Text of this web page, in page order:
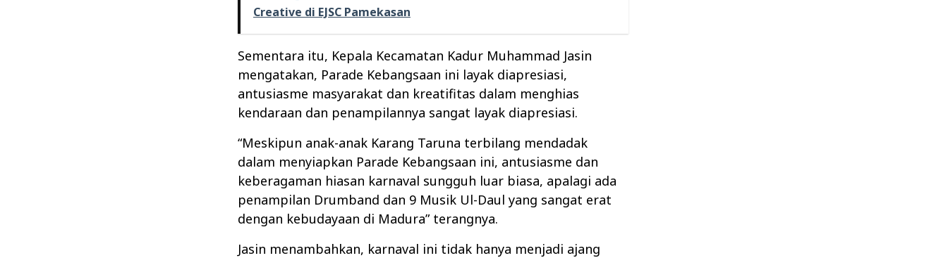
Creative di EJSC Pamekasan
Sementara itu, Kepala Kecamatan Kadur Muhammad Jasin
mengatakan, Parade Kebangsaan ini layak diapresiasi,
antusiasme masyarakat dan kreatifitas dalam menghias
kendaraan dan penampilannya sangat layak diapresiasi.
“Meskipun anak-anak Karang Taruna terbilang mendadak
dalam menyiapkan Parade Kebangsaan ini, antusiasme dan
keberagaman hiasan karnaval sungguh luar biasa, apalagi ada
penampilan Drumband dan 9 Musik Ul-Daul yang sangat erat
dengan kebudayaan di Madura” terangnya.
Jasin menambahkan, karnaval ini tidak hanya menjadi ajang